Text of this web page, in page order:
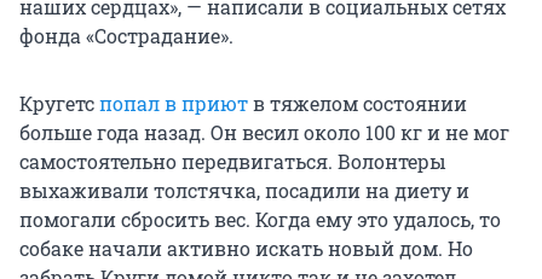
наших сердцах», — написали в социальных сетях
фонда «Сострадание».
Кругетспопал в приютв тяжелом состоянии
больше года назад. Он весил около 100 кг и не мог
самостоятельно передвигаться. Волонтеры
выхаживали толстячка, посадили на диету и
помогали сбросить вес. Когда ему это удалось, то
собаке начали активно искать новый дом. Но